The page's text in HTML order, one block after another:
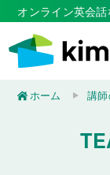
オンライン英会
ホーム 講